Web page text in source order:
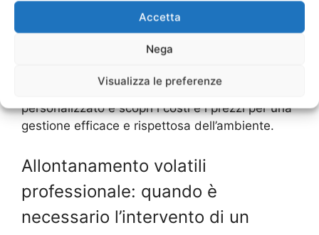
Accetta
Nega
Visualizza le preferenze
Se stai cercando un’alternativa sostenibile per
gestire i problemi con gli uccelli, contatta
un’azienda specializzata in allontanamento
volatili ecologico. Richiedi un preventivo
personalizzato e scopri i costi e i prezzi per una
gestione efficace e rispettosa dell’ambiente.
Allontanamento volatili
professionale: quando è
necessario l’intervento di un